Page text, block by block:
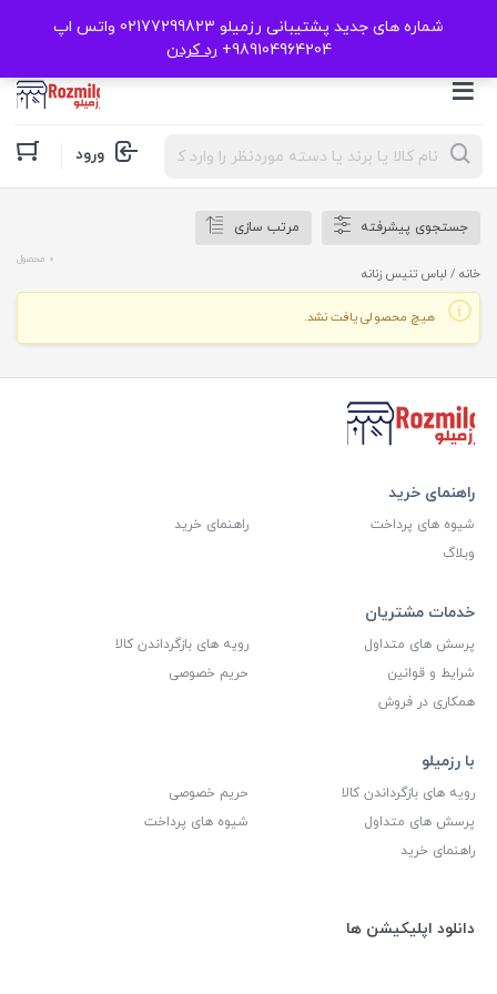
شماره های جدید پشتیبانی رزمیلو 02177299823 واتس اپ
989104964204+
رد کردن
Products
search ورود
جستجوی پیشرفته مرتب سازی
خانه / لباس تنیس زنانه
0 محصول
هیچ محصولی یافت نشد.
راهنمای خرید
شیوه های پرداخت
راهنمای خرید
وبلاگ
خدمات مشتریان
پرسش های متداول
رویه های بازگرداندن کالا
شرایط و قوانین
حریم خصوصی
همکاری در فروش
با رزمیلو
رویه های بازگرداندن کالا
حریم خصوصی
پرسش های متداول
شیوه های پرداخت
راهنمای خرید
دانلود اپلیکیشن ها